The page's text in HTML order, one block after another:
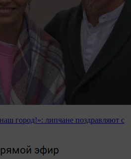
город!»: липчане поздравляют с